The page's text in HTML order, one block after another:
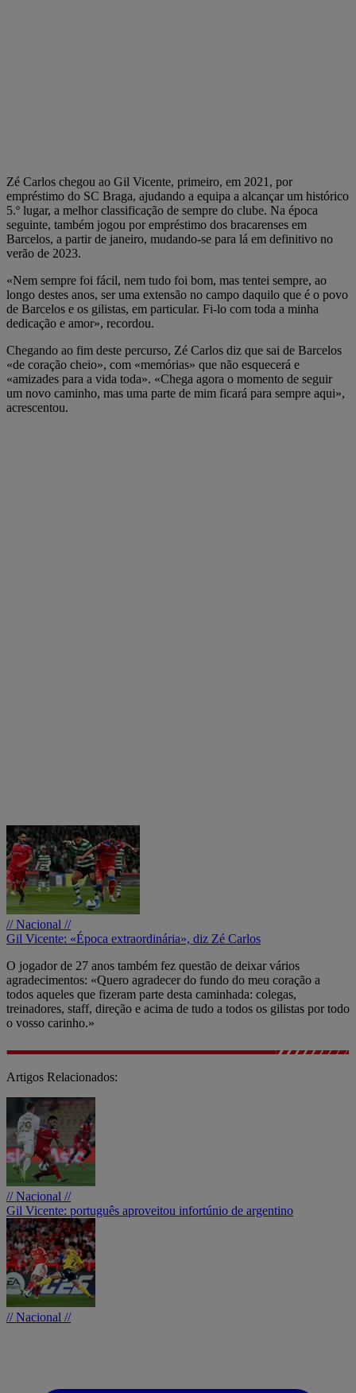
Zé Carlos chegou ao Gil Vicente, primeiro, em 2021, por
empréstimo do SC Braga, ajudando a equipa a alcançar um histórico
5.º lugar, a melhor classificação de sempre do clube. Na época
seguinte, também jogou por empréstimo dos bracarenses em
Barcelos, a partir de janeiro, mudando-se para lá em definitivo no
verão de 2023.
«Nem sempre foi fácil, nem tudo foi bom, mas tentei sempre, ao
longo destes anos, ser uma extensão no campo daquilo que é o povo
de Barcelos e os gilistas, em particular. Fi-lo com toda a minha
dedicação e amor», recordou.
Chegando ao fim deste percurso, Zé Carlos diz que sai de Barcelos
«de coração cheio», com «memórias» que não esquecerá e
«amizades para a vida toda». «Chega agora o momento de seguir
um novo caminho, mas uma parte de mim ficará para sempre aqui»,
acrescentou.
// Nacional //
Gil Vicente: «Época extraordinária», diz Zé Carlos
O jogador de 27 anos também fez questão de deixar vários
agradecimentos: «Quero agradecer do fundo do meu coração a
todos aqueles que fizeram parte desta caminhada: colegas,
treinadores, staff, direção e acima de tudo a todos os gilistas por todo
o vosso carinho.»
Artigos Relacionados:
// Nacional //
Gil Vicente: português aproveitou infortúnio de argentino
// Nacional //